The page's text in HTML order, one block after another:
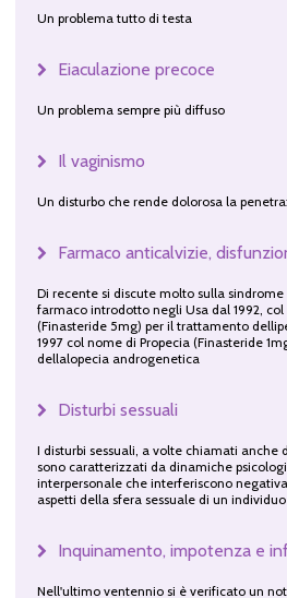
Un problema tutto di testa
Eiaculazione precoce
Un problema sempre più diffuso
Il vaginismo
Un disturbo che rende dolorosa la
Farmaco anticalvizie,
Di recente si discute molto sulla
farmaco introdotto negli Usa dal 1992, col
(Finasteride 5mg) per il trattamento
1997 col nome di Propecia (Finasteride
dellalopecia androgenetica
Disturbi sessuali
I disturbi sessuali, a volte chiamati anche
sono caratterizzati da dinamiche
interpersonale che interferiscono
aspetti della sfera sessuale di un individuo
Inquinamento, impotenza e
Nell'ultimo ventennio si è verificato un